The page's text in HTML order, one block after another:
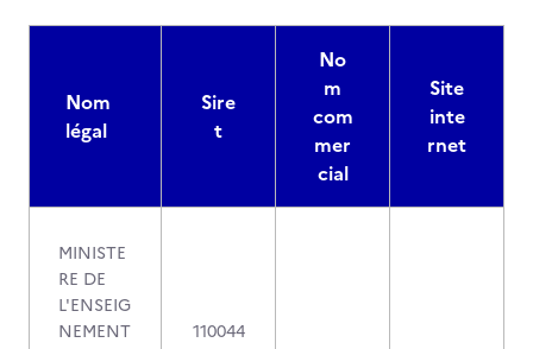
Nom
légal
Sire
t
No
m
com
mer
cial
Site
inte
rnet
MINISTE
RE DE
L'ENSEIG
NEMENT
110044